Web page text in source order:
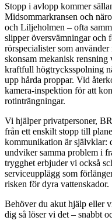
Stopp i avlopp kommer
Midsommarkransen och
och Liljeholmen – ofta
slipper översvämningar och
rörspecialister som
skonsam mekanisk
kraftfull högtrycksspolning
upp hårda proppar. Vid
kamera-inspektion för att
rotinträngningar.
Vi hjälper privatpersoner,
från ett enskilt stopp till
kommunikation är självklar:
undviker samma problem i
trygghet erbjuder vi också
serviceupplägg som
risken för dyra vattenskador.
Behöver du akut hjälp eller
dig så löser vi det – snabbt